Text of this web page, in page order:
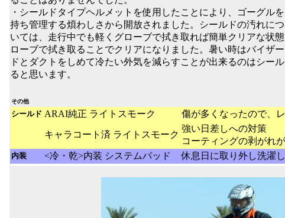
・シールドタイプヘルメットを使用したことにより、ゴーグルを
持ち管理する煩わしさから開放されました。シールドの汚れにつ
いては、走行中でも軽くグローブで拭き取れば簡単クリアな状
ローブで拭き取ることでクリアになりました。暑い時はバイザ
ドとダクトをしめて冷たい外気を減らすことが出来るのはシー
ると思います。
その他
シールド ARAI純正 ライトスモーク 傷が多くなったので、
キャラコート済 ライトスモーク
強い日差しへの対策
コーティングの剥がれ
内装 <冷・乾>内装 システムパッド 休息日に取り外し洗濯